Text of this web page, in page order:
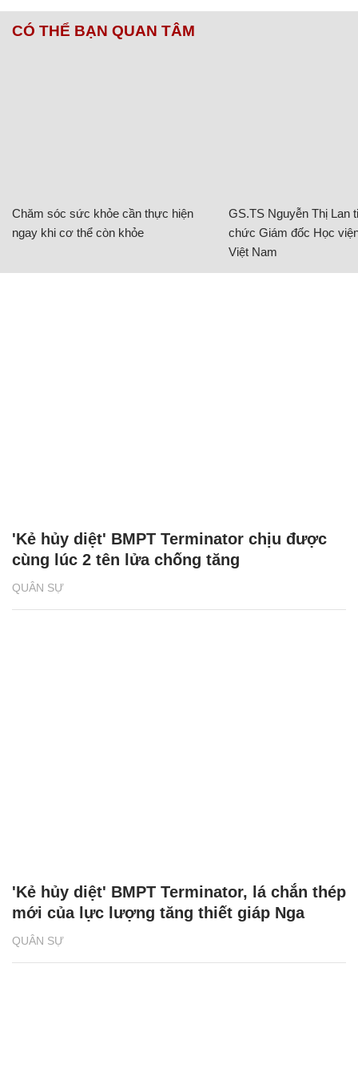
CÓ THỂ BẠN QUAN TÂM
Chăm sóc sức khỏe cần thực hiện
ngay khi cơ thể còn khỏe
GS.TS Nguyễn Thị Lan
chức Giám đốc Học
Việt Nam
QUÂN SỰ
'Kẻ hủy diệt' BMPT Terminator chịu được
cùng lúc 2 tên lửa chống tăng
QUÂN SỰ
'Kẻ hủy diệt' BMPT Terminator, lá chắn thép
mới của lực lượng tăng thiết giáp Nga